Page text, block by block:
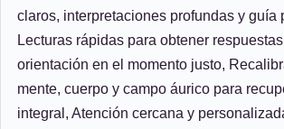
claros, interpretaciones profundas y guía
Lecturas rápidas para obtener
orientación en el momento justo,
mente, cuerpo y campo áurico para
integral, Atención cercana y